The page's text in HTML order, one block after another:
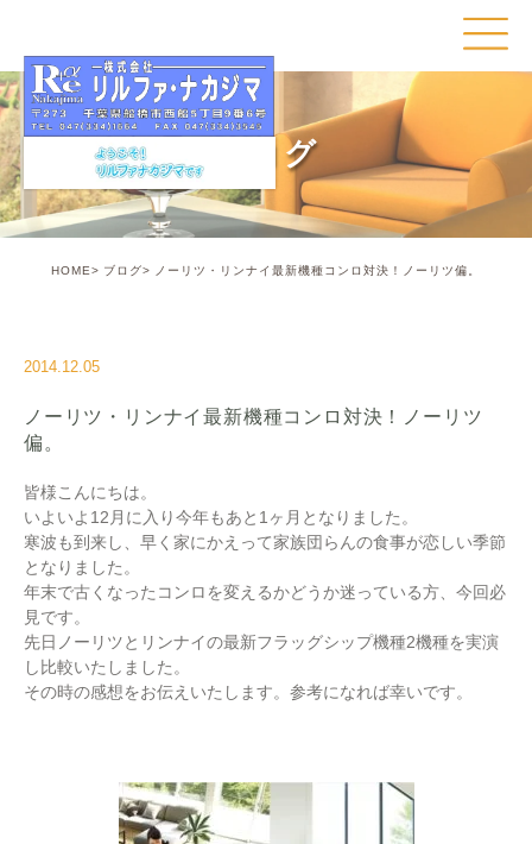
ブログ
HOME ブログ ノーリツ・リンナイ最新機種コンロ対決！ノーリツ偏。
2014.12.05
ノーリツ・リンナイ最新機種コンロ対決！ノーリツ
偏。
皆様こんにちは。
いよいよ12月に入り今年もあと1ヶ月となりました。
寒波も到来し、早く家にかえって家族団らんの食事が恋しい季節
となりました。
年末で古くなったコンロを変えるかどうか迷っている方、今回必
見です。
先日ノーリツとリンナイの最新フラッグシップ機種2機種を実演
し比較いたしました。
その時の感想をお伝えいたします。参考になれば幸いです。